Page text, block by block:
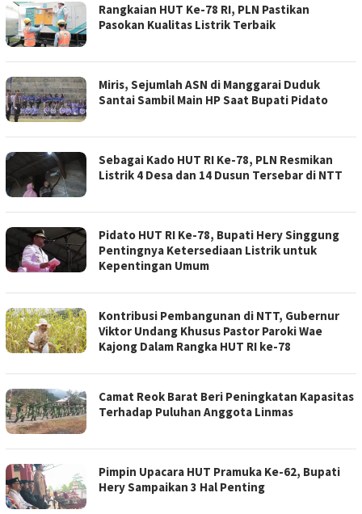
Rangkaian HUT Ke-78 RI, PLN Pastikan
Pasokan Kualitas Listrik Terbaik
Miris, Sejumlah ASN di Manggarai Duduk
Santai Sambil Main HP Saat Bupati Pidato
Sebagai Kado HUT RI Ke-78, PLN Resmikan
Listrik 4 Desa dan 14 Dusun Tersebar di NTT
Pidato HUT RI Ke-78, Bupati Hery Singgung
Pentingnya Ketersediaan Listrik untuk
Kepentingan Umum
Kontribusi Pembangunan di NTT, Gubernur
Viktor Undang Khusus Pastor Paroki Wae
Kajong Dalam Rangka HUT RI ke-78
Camat Reok Barat Beri Peningkatan Kapasitas
Terhadap Puluhan Anggota Linmas
Pimpin Upacara HUT Pramuka Ke-62, Bupati
Hery Sampaikan 3 Hal Penting